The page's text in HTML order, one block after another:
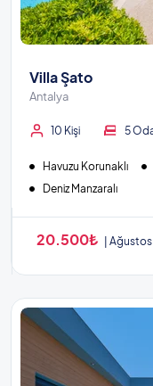
Villa Şato
Antalya
10 Kişi 5
Havuzu Korunaklı
Deniz Manzaralı
20.500₺ Ağustos